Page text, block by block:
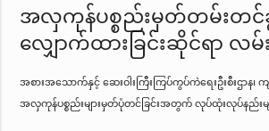
အလှကုန်ပစ္စည်းမှတ်တမ်းတင်
လျှောက်ထားခြင်းဆိုင်ရာ လ
အစားအသောက်နှင့် ဆေးဝါးကြီးကြပ်ကွပ်ကဲရေးဦးစီးဌာန၊ က
အလှကုန်ပစ္စည်းများမှတ်ပုံတင်ခြင်းအတွက် လုပ်ထုံးလုပ်နည်